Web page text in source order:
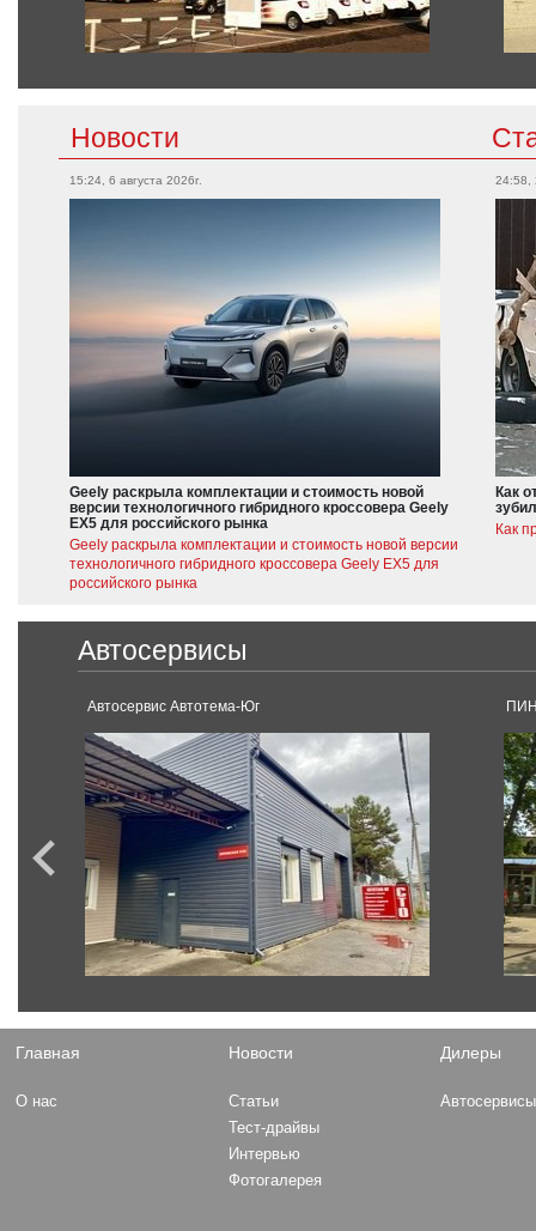
Новости
15:24, 6 августа 2026г.
Geely раскрыла комплектации и стоимость новой
версии технологичного гибридного кроссовера Geely
EX5 для российского рынка
Geely раскрыла комплектации и стоимость новой версии
технологичного гибридного кроссовера Geely EX5 для
российского рынка
24:58,
Как
Как
Автосервисы
Автосервис Автотема-Юг
Главная
О нас
Новости
Статьи
Тест-драйвы
Интервью
Фотогалерея
Дилеры
Автосервисы